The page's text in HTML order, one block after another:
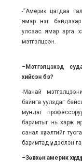
-“Америк цагдаа
ямар нэг байдлаар
улсаас ямар арга
–Мэтгэлцэхэд
хийсэн бэ?
-Манай
байнга уулздаг
мун­даг
баримтыг нь харж
санал хү­сэлтийг
ба­римтад үндэслэн
–Зөвхөн америк